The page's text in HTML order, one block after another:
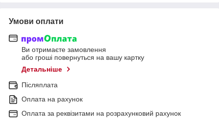
Умови оплати
Ви отримаєте замовлення
або гроші повернуться на вашу картку
Детальніше
Післяплата
Оплата на рахунок
Оплата за реквізитами на розрахунковий рахунок